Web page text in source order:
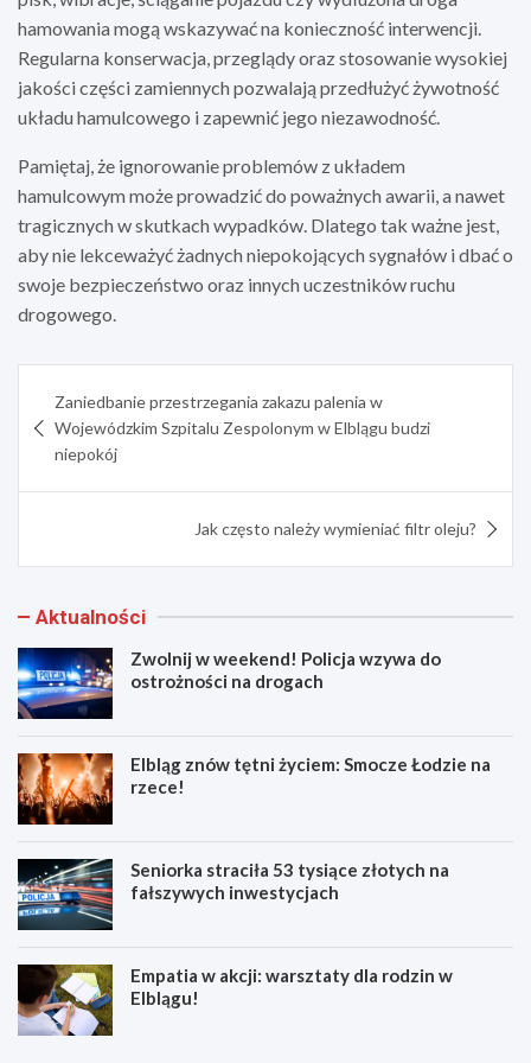
hamowania mogą wskazywać na konieczność interwencji.
Regularna konserwacja, przeglądy oraz stosowanie wysokiej
jakości części zamiennych pozwalają przedłużyć żywotność
układu hamulcowego i zapewnić jego niezawodność.
Pamiętaj, że ignorowanie problemów z układem
hamulcowym może prowadzić do poważnych awarii, a nawet
tragicznych w skutkach wypadków. Dlatego tak ważne jest,
aby nie lekceważyć żadnych niepokojących sygnałów i dbać o
swoje bezpieczeństwo oraz innych uczestników ruchu
drogowego.
wpisu
Zaniedbanie przestrzegania zakazu palenia w
Wojewódzkim Szpitalu Zespolonym w Elblągu budzi
niepokój
Jak często należy wymieniać filtr oleju?
Aktualności
Zwolnij w weekend! Policja wzywa do
ostrożności na drogach
Elbląg znów tętni życiem: Smocze Łodzie na
rzece!
Seniorka straciła 53 tysiące złotych na
fałszywych inwestycjach
Empatia w akcji: warsztaty dla rodzin w
Elblągu!
Z
E